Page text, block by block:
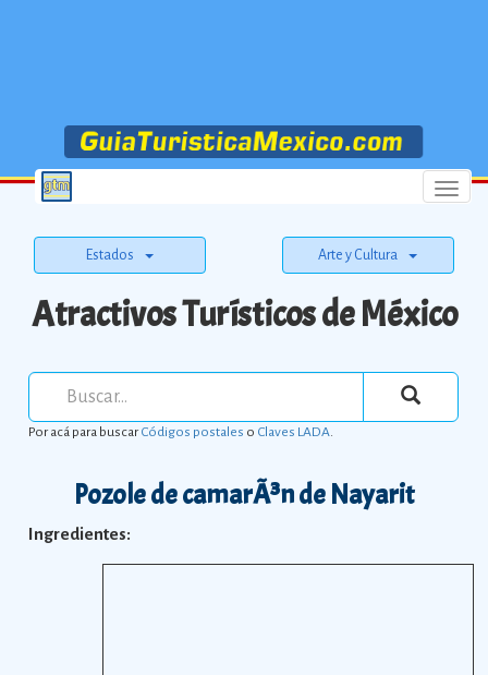
Menu
Estados Arte y Cultura
Atractivos Turísticos de México
Por acá para buscarCódigos postales o Claves LADA.
Pozole de camarÃ³n de Nayarit
Ingredientes: